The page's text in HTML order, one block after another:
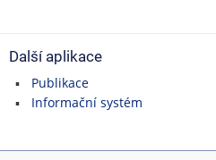
Další aplikace
Publikace
Informační systém